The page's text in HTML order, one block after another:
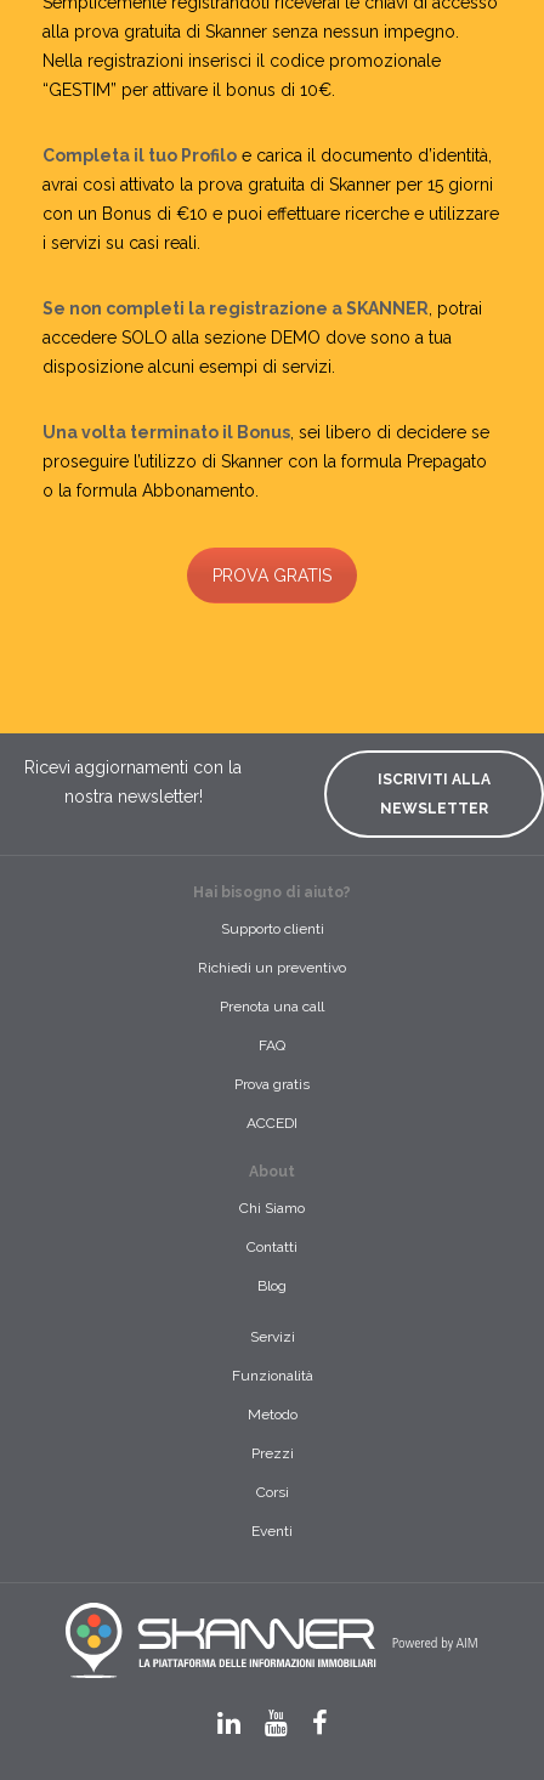
alla prova gratuita di Skanner senza nessun impegno.
Nella registrazioni inserisci il codice promozionale
“GESTIM” per attivare il bonus di 10€.
Completa il tuo Profilo e carica il documento d’identità,
avrai così attivato la prova gratuita di Skanner per 15 giorni
con un Bonus di €10 e puoi effettuare ricerche e utilizzare
i servizi su casi reali.
Se non completi la registrazione a SKANNER , potrai
accedere SOLO alla sezione DEMO dove sono a tua
disposizione alcuni esempi di servizi.
Una volta terminato il Bonus , sei libero di decidere se
proseguire l’utilizzo di Skanner con la formula Prepagato
o la formula Abbonamento.
PROVA GRATIS
Ricevi aggiornamenti con la
nostra newsletter!
ISCRIVITI ALLA
NEWSLETTER
Hai bisogno di aiuto?
Supporto clienti
Richiedi un preventivo
Prenota una call
FAQ
Prova gratis
ACCEDI
About
Chi Siamo
Contatti
Blog
Servizi
Funzionalità
Metodo
Prezzi
Corsi
Eventi